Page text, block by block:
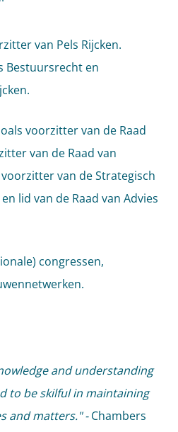
van Pels Rijcken.
Bestuursrecht en
voorzitter van de Raad
van de Raad van
van de Strategisch
lid van de Raad van Advies
congressen,
and understanding
to be skilful in maintaining
and matters." -Chambers